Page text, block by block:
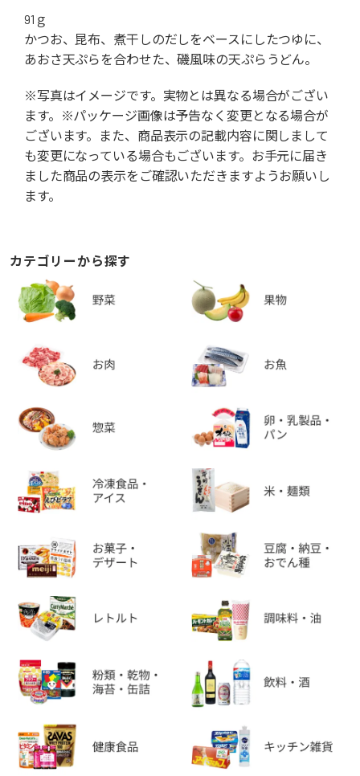
91ｇ
かつお、昆布、煮干しのだしをベースにしたつゆに、
あおさ天ぷらを合わせた、磯風味の天ぷらうどん。
※写真はイメージです。実物とは異なる場合がござい
ます。※パッケージ画像は予告なく変更となる場合が
ございます。また、商品表示の記載内容に関しまして
も変更になっている場合もございます。お手元に届き
ました商品の表示をご確認いただきますようお願いし
ます。
カテゴリーから探す